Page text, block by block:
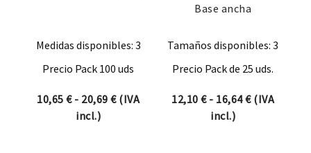
Medidas disponibles: 3
Precio Pack 100 uds
10,65 € - 20,69 €Rango de precios: desde 10,65 € hasta
(IVA
incl.)
Base ancha
Tamaños disponibles: 3
Precio Pack de 25 uds.
12,10 € - 16,64€Rango de
(IVA
incl.)